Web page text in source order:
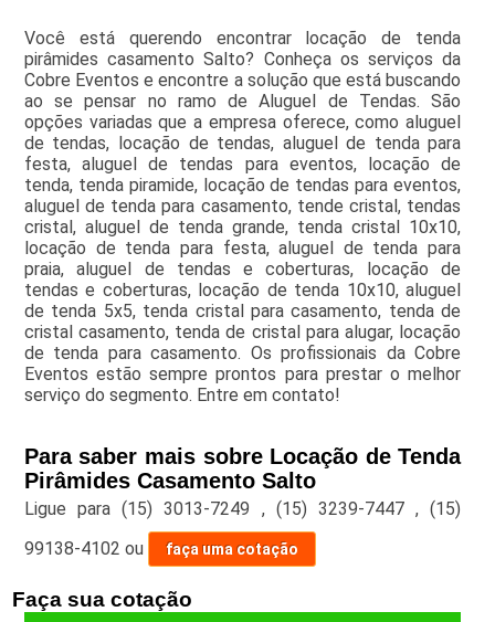
Você está querendo encontrar locação de tenda
pirâmides casamento Salto? Conheça os serviços da
Cobre Eventos e encontre a solução que está buscando
ao se pensar no ramo de Aluguel de Tendas. São
opções variadas que a empresa oferece, como aluguel
de tendas, locação de tendas, aluguel de tenda para
festa, aluguel de tendas para eventos, locação de
tenda, tenda piramide, locação de tendas para eventos,
aluguel de tenda para casamento, tende cristal, tendas
cristal, aluguel de tenda grande, tenda cristal 10x10,
locação de tenda para festa, aluguel de tenda para
praia, aluguel de tendas e coberturas, locação de
tendas e coberturas, locação de tenda 10x10, aluguel
de tenda 5x5, tenda cristal para casamento, tenda de
cristal casamento, tenda de cristal para alugar, locação
de tenda para casamento. Os profissionais da Cobre
Eventos estão sempre prontos para prestar o melhor
serviço do segmento. Entre em contato!
Para saber mais sobre Locação de Tenda
Pirâmides Casamento Salto
Ligue para(15) 3013-7249 , (15) 3239-7447 ,(15)
99138-4102 ou faça uma cotação
Faça sua cotação